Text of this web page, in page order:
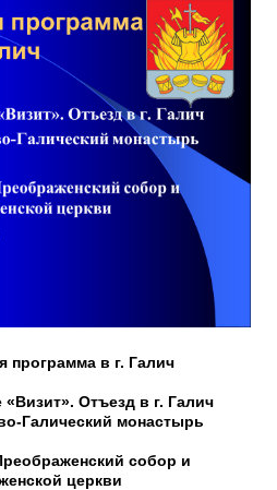
программа в г. Галич
«Визит». Отъезд в г. Галич
Галический монастырь
собор и
церкви